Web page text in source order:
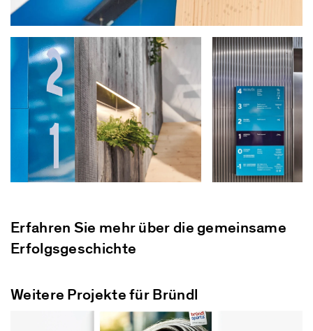
Erfahren Sie mehr über die gemeinsame
Erfolgsgeschichte
Weitere Projekte für Bründl